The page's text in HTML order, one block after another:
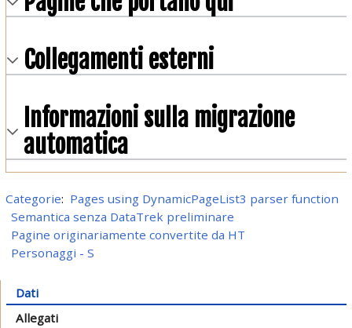
Collegamenti esterni
Informazioni sulla migrazione
automatica
Categorie: Pages using DynamicPageList3 parser function
Semantica senza DataTrek preliminare
Pagine originariamente convertite da HT
Personaggi - S
Dati
Allegati